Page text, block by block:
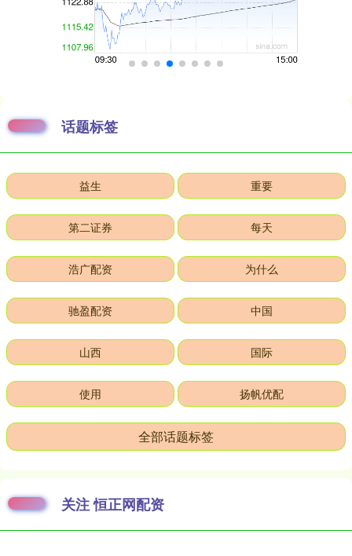
话题标签
益生 重要
第二证券 每天
浩广配资 为什么
驰盈配资 中国
山西 国际
使用 扬帆优配
全部话题标签
关注 恒正网配资